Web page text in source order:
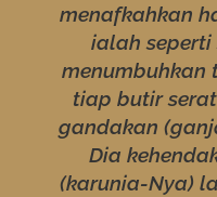
menafkahkan
ialah seperti
menumbuhkan
tiap butir
gandakan
Dia
(karunia-Nya)